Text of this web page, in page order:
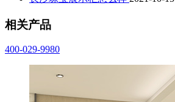
相关产品
400-029-9980